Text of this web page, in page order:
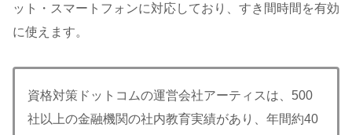
ット・スマートフォンに対応しており、すき間時間を有効
に使えます。
資格対策ドットコムの運営会社アーティスは、500
社以上の金融機関の社内教育実績があり、年間約40